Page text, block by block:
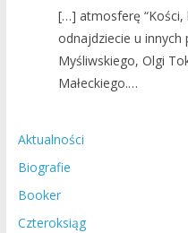
[…] atmosferę “Kości,
odnajdziecie u innych
Myśliwskiego, Olgi
Małeckiego.…
Aktualności
Biografie
Booker
Czteroksiąg